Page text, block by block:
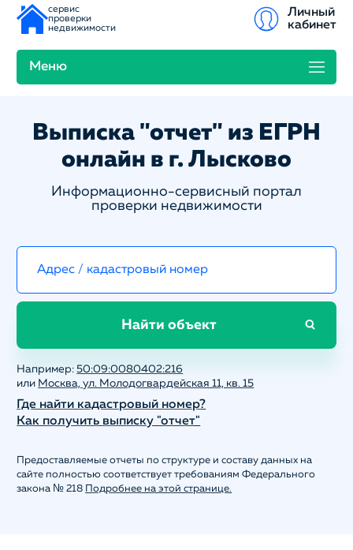
сервис
проверки
недвижимости
Меню
Личный
кабинет
Выписка "отчет" из ЕГРН
онлайн в г. Лысково
Информационно-сервисный портал
проверки недвижимости
Найти объект
Например:50:09:0080402:216
или Москва, ул. Молодогвардейская 11, кв. 15
Где найти кадастровый номер?
Как получить выписку "отчет"
Предоставляемые отчеты по структуре и составу данных на
сайте полностью соответствует требованиям Федерального
закона № 218 Подробнее на этой странице.